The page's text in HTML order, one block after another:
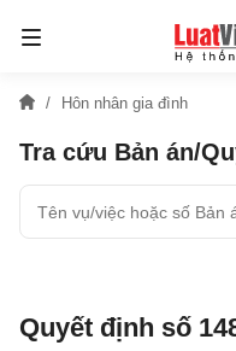
Hôn nhân gia đình
Tra cứu Bản án/
Quyết định số